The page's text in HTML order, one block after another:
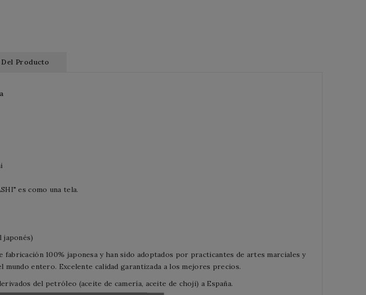
Producto
es como una tela.
japonés)
100% japonesa y han sido adoptados por practicantes de artes marciales y
mundo entero. Excelente calidad garantizada a los mejores precios.
del petróleo (aceite de camería, aceite de choji) a España.